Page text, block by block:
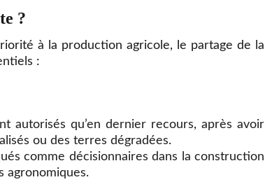
?
à la production agricole, le partage de la
:
autorisés qu’en dernier recours, après avoir
ou des terres dégradées.
comme décisionnaires dans la construction
agronomiques.